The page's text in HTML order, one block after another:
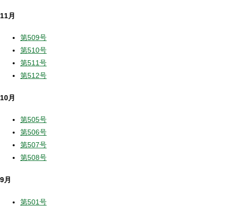
11月
第509号
第510号
第511号
第512号
10月
第505号
第506号
第507号
第508号
9月
第501号